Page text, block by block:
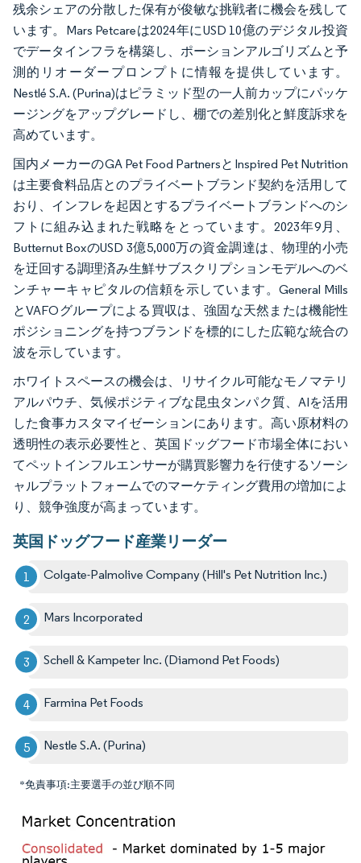
残余シェアの分散した保有が俊敏な挑戦者に機会を残して
います。Mars Petcareは2024年にUSD 10億のデジタル投資
でデータインフラを構築し、ポーションアルゴリズムと予
測的リオーダープロンプトに情報を提供しています。
Nestlé S.A. (Purina)はピラミッド型の一人前カップにパッケ
ージングをアップグレードし、棚での差別化と鮮度訴求を
高めています。
国内メーカーのGA Pet Food PartnersとInspired Pet Nutrition
は主要食料品店とのプライベートブランド契約を活用して
おり、インフレを起因とするプライベートブランドへのシ
フトに組み込まれた戦略をとっています。2023年9月、
Butternut BoxのUSD 3億5,000万の資金調達は、物理的小売
を迂回する調理済み生鮮サブスクリプションモデルへのベ
ンチャーキャピタルの信頼を示しています。General Mills
とVAFOグループによる買収は、強固な天然または機能性
ポジショニングを持つブランドを標的にした広範な統合の
波を示しています。
ホワイトスペースの機会は、リサイクル可能なモノマテリ
アルパウチ、気候ポジティブな昆虫タンパク質、AIを活用
した食事カスタマイゼーションにあります。高い原材料の
透明性の表示必要性と、英国ドッグフード市場全体におい
てペットインフルエンサーが購買影響力を行使するソーシ
ャルプラットフォームでのマーケティング費用の増加によ
り、競争強度が高まっています。​
英国ドッグフード産業リーダー
Colgate-Palmolive Company (Hill's Pet Nutrition Inc.)
Mars Incorporated
Schell & Kampeter Inc. (Diamond Pet Foods)
Farmina Pet Foods
Nestle S.A. (Purina)
*免責事項:主要選手の並び順不同